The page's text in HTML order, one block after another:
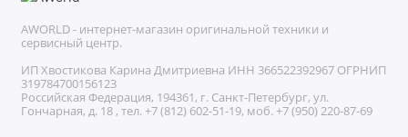
AWORLD - интернет-магазин оригинальной техники и
сервисный центр.
ИП Хвостикова Карина Дмитриевна ИНН 366522392967 ОГРНИП
319784700156123
Российская Федерация, 194361, г. Санкт-Петербург, ул.
Гончарная, д. 18 , тел. +7 (812) 602-51-19, моб. +7 (950) 220-87-69